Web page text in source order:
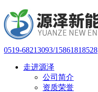
0519-68213093/15861818528
走进源泽
公司简介
资质荣誉